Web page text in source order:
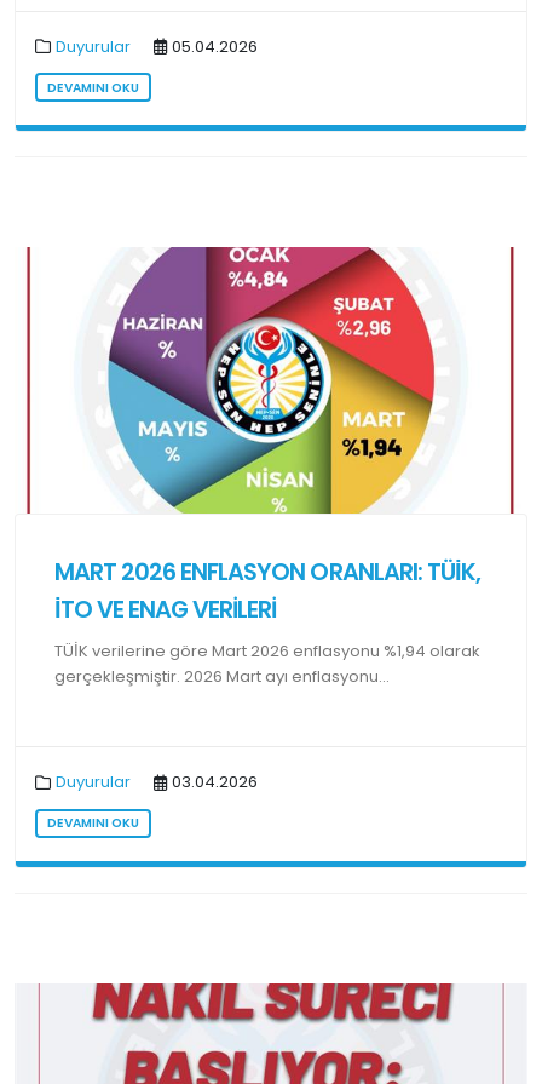
Duyurular 05.04.2026
DEVAMINI OKU
MART 2026 ENFLASYON ORANLARI: TÜİK,
İTO VE ENAG VERİLERİ
TÜİK verilerine göre Mart 2026 enflasyonu %1,94 olarak
gerçekleşmiştir. 2026 Mart ayı enflasyonu...
Duyurular 03.04.2026
DEVAMINI OKU